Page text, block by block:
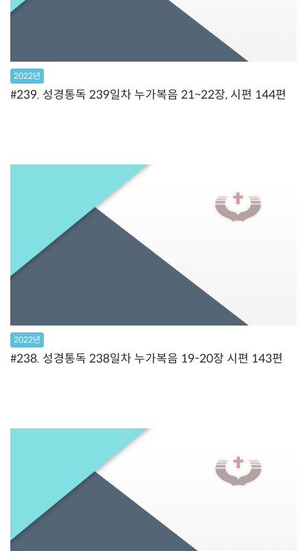
2022년
#239. 성경통독 239일차 누가복음 21~22장, 시편 144편
2022년
#238. 성경통독 238일차 누가복음 19-20장 시편 143편